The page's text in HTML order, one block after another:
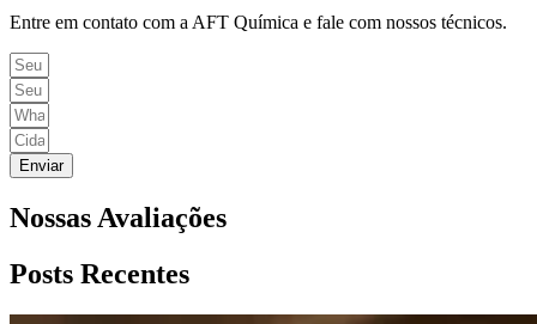
Entre em contato com a AFT Química e fale com nossos técnicos.
Enviar
Nossas Avaliações
Posts Recentes